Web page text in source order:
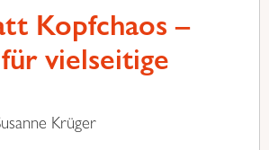
Kopfchaos –
vielseitige
Krüger